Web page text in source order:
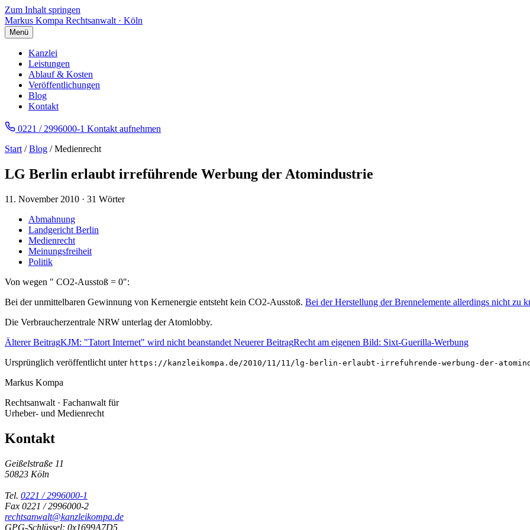
Zum Inhalt springen
Markus Kompa Rechtsanwalt · Köln
Menü
Kanzlei
Leistungen
Ablauf & Kosten
Veröffentlichungen
Blog
Kontakt
0221 / 2996000-1 Kontakt aufnehmen
Start /Blog / Medienrecht
LG Berlin erlaubt irreführende Werbung der Atomindustrie
11. November 2010 · 31 Wörter
Abmahnung
Landgericht Berlin
Medienrecht
Meinungsfreiheit
Politik
Von wegen " CO2-Ausstoß = 0":
Bei der unmittelbaren Gewinnung von Kernenergie entsteht kein CO2-Ausstoß. Bei der Herstellung der Brennelemente allerdings nicht zu
Die Verbraucherzentrale NRW unterlag der Atomlobby.
Älterer BeitragKJM: "Tatort Internet" wird nicht beanstandet Neuerer BeitragRecht am eigenen Bild: Sixt-Guerilla-Werbung
Ursprünglich veröffentlicht unter https://kanzleikompa.de/2010/11/11/lg-berlin-erlaubt-irrefuhrende-werbung-der-
Markus Kompa
Rechtsanwalt · Fachanwalt für
Urheber- und Medienrecht
Kontakt
Geißelstraße 11
50823 Köln
Tel. 0221 / 2996000-1
Fax 0221 / 2996000-2
rechtsanwalt@kanzleikompa.de
GPG-Schlüssel: 0x1699A7D5